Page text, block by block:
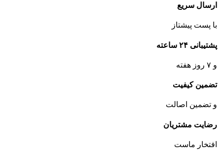
ارسال سریع
با پست پیشتاز
پشتیبانی ۲۴ ساعته
و ۷ روز هفته
تضمین کیفیت
و تضمین اصالت
رضایت مشتریان
افتخار ماست